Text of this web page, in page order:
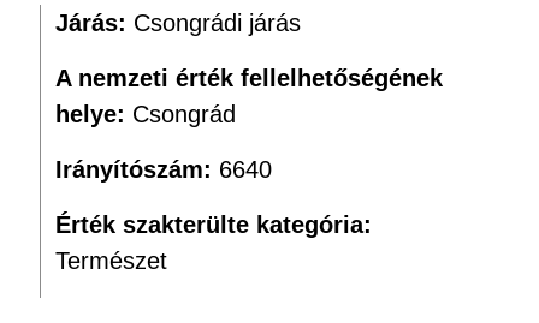
Járás: Csongrádi járás
A nemzeti érték fellelhetőségének
helye: Csongrád
Irányítószám: 6640
Érték szakterülte kategória:
Természet